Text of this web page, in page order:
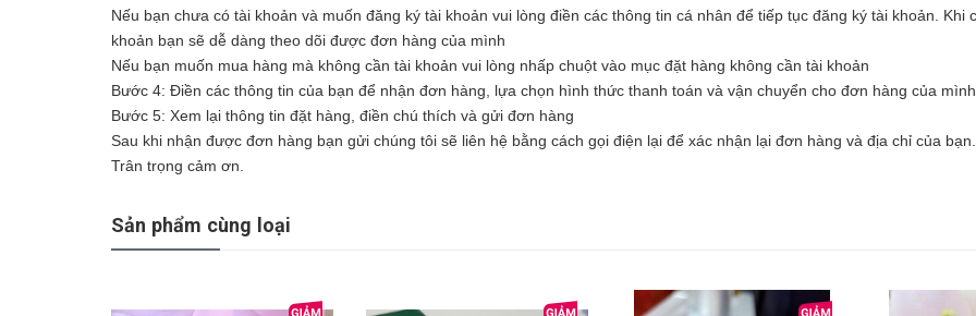
Nếu bạn chưa có tài khoản và muốn đăng ký tài khoản vui lòng điền các thông tin cá nhân để tiếp tục đăng ký tài khoản. Khi
khoản bạn sẽ dễ dàng theo dõi được đơn hàng của mình
Nếu bạn muốn mua hàng mà không cần tài khoản vui lòng nhấp chuột vào mục đặt hàng không cần tài khoản
Bước 4: Điền các thông tin của bạn để nhận đơn hàng, lựa chọn hình thức thanh toán và vận chuyển cho đơn hàng của mình
Bước 5: Xem lại thông tin đặt hàng, điền chú thích và gửi đơn hàng
Sau khi nhận được đơn hàng bạn gửi chúng tôi sẽ liên hệ bằng cách gọi điện lại để xác nhận lại đơn hàng và địa chỉ của bạn.
Trân trọng cảm ơn.
Sản phẩm cùng loại